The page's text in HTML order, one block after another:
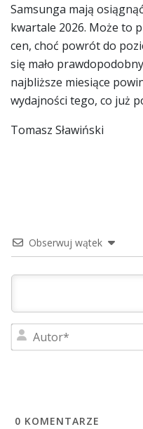
Samsunga mają
kwartale 2026. Może to
cen, choć powrót do
się mało
najbliższe miesiące
wydajności tego, co już
Tomasz Sławiński
Obserwuj wątek
0 KOMENTARZE